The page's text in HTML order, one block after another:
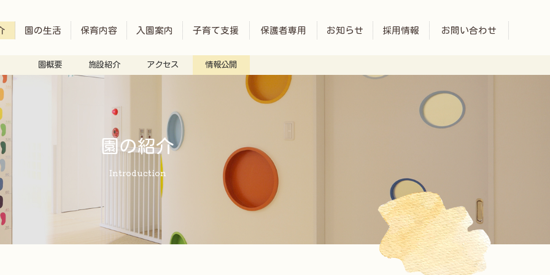
園の生活 保育内容 入園案内 子育て支援 保護者専用 お知らせ 採用情報 お問い合わせ
園概要 施設紹介 アクセス 情報公開
園の紹介
Introduction